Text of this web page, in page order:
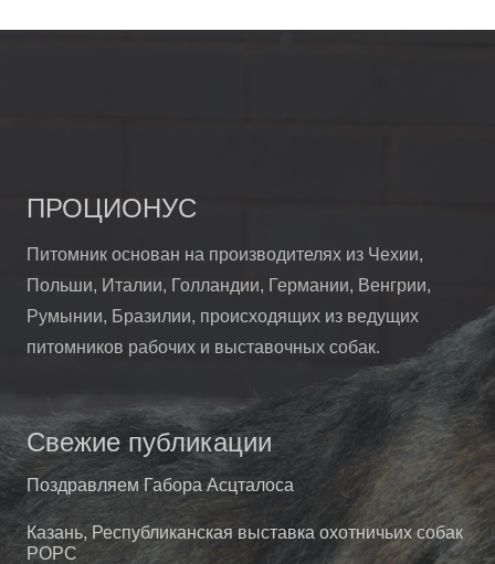
ПРОЦИОНУС
Питомник основан на производителях из Чехии,
Польши, Италии, Голландии, Германии, Венгрии,
Румынии, Бразилии, происходящих из ведущих
питомников рабочих и выставочных собак.
Свежие публикации
Поздравляем Габора Асцталоса
Казань, Республиканская выставка охотничьих собак
РОРС